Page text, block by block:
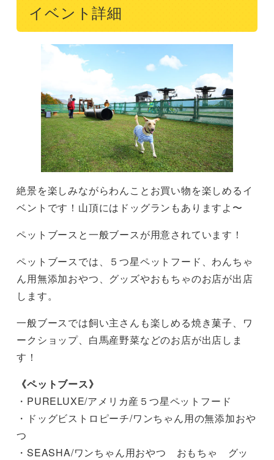
イベント詳細
絶景を楽しみながらわんことお買い物を楽しめるイ
ベントです！山頂にはドッグランもありますよ〜
ペットブースと一般ブースが用意されています！
ペットブースでは、５つ星ペットフード、わんちゃ
ん用無添加おやつ、グッズやおもちゃのお店が出店
します。
一般ブースでは飼い主さんも楽しめる焼き菓子、ワ
ークショップ、白馬産野菜などのお店が出店しま
す！
《ペットブース》
・PURELUXE/アメリカ産５つ星ペットフード
・ドッグビストロピーチ/ワンちゃん用の無添加おや
つ
・SEASHA/ワンちゃん用おやつ おもちゃ グッ